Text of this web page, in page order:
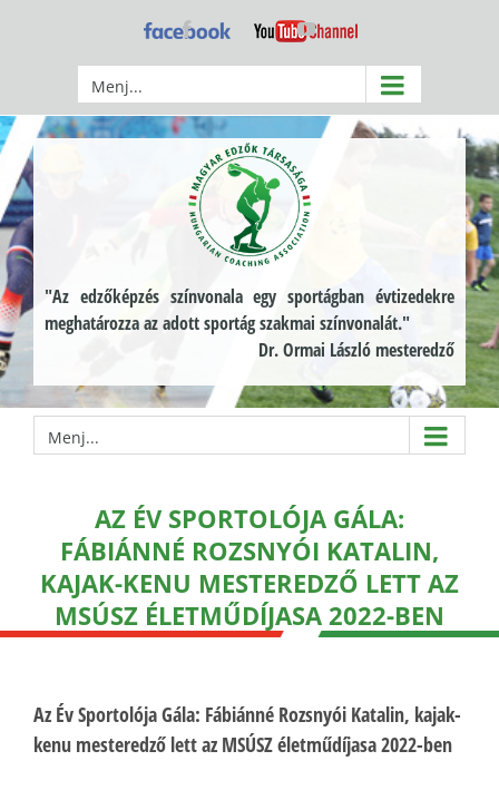
Facebook YouTube
Menj...
"Az edzőképzés színvonala egy sportágban évtizedekre
meghatározza az adott sportág szakmai színvonalát."
Dr. Ormai László mesteredző
Menj...
AZ ÉV SPORTOLÓJA GÁLA:
FÁBIÁNNÉ ROZSNYÓI KATALIN,
KAJAK-KENU MESTEREDZŐ LETT AZ
MSÚSZ ÉLETMŰDÍJASA 2022-BEN
Az Év Sportolója Gála: Fábiánné Rozsnyói Katalin, kajak-
kenu mesteredző lett az MSÚSZ életműdíjasa 2022-ben